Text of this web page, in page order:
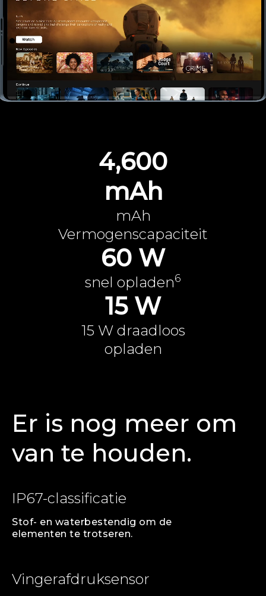
4,600
mAh
mAh
Vermogenscapaciteit
60 W
snel opladen6
15 W
15 W draadloos
opladen
Er is nog meer om
van te houden.
IP67-classificatie
Stof- en waterbestendig om de
elementen te trotseren.
Vingerafdruksensor